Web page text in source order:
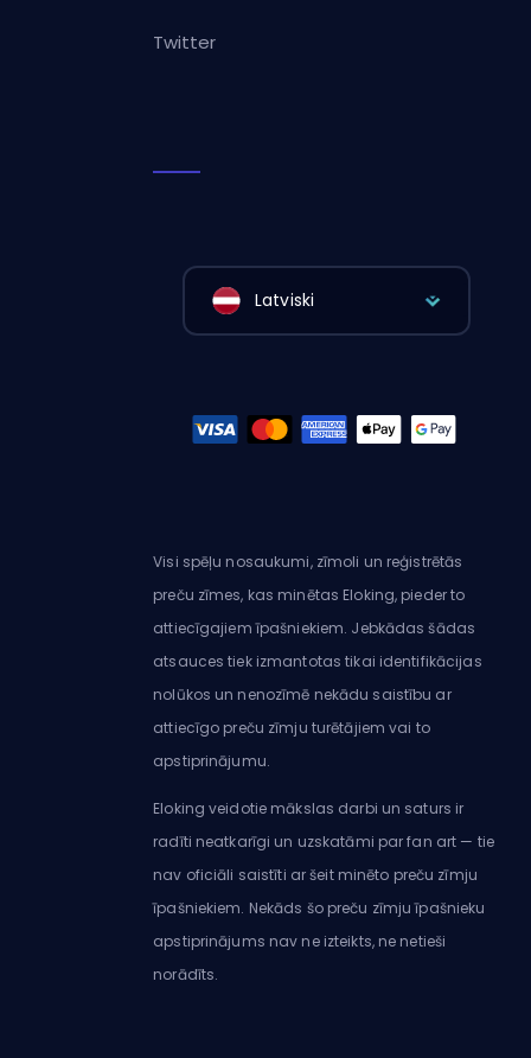
Twitter
Latviski
Visi spēļu nosaukumi, zīmoli un reģistrētās
preču zīmes, kas minētas Eloking, pieder to
attiecīgajiem īpašniekiem. Jebkādas šādas
atsauces tiek izmantotas tikai identifikācijas
nolūkos un nenozīmē nekādu saistību ar
attiecīgo preču zīmju turētājiem vai to
apstiprinājumu.
Eloking veidotie mākslas darbi un saturs ir
radīti neatkarīgi un uzskatāmi par fan art — tie
nav oficiāli saistīti ar šeit minēto preču zīmju
īpašniekiem. Nekāds šo preču zīmju īpašnieku
apstiprinājums nav ne izteikts, ne netieši
norādīts.